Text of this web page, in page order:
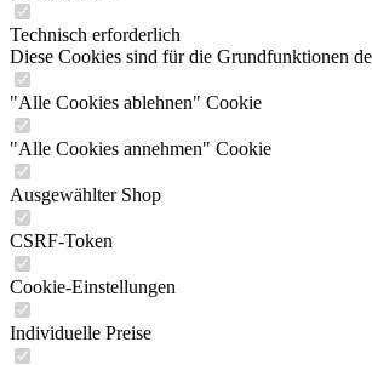
Technisch erforderlich
Diese Cookies sind für die Grundfunktionen
"Alle Cookies ablehnen" Cookie
"Alle Cookies annehmen" Cookie
Ausgewählter Shop
CSRF-Token
Cookie-Einstellungen
Individuelle Preise